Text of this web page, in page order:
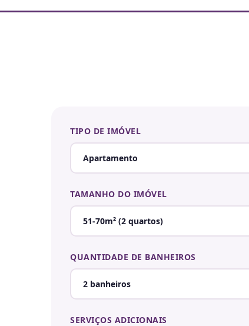
TIPO DE IMÓVEL
TAMANHO DO IMÓVEL
QUANTIDADE DE BANHEIROS
SERVIÇOS ADICIONAIS